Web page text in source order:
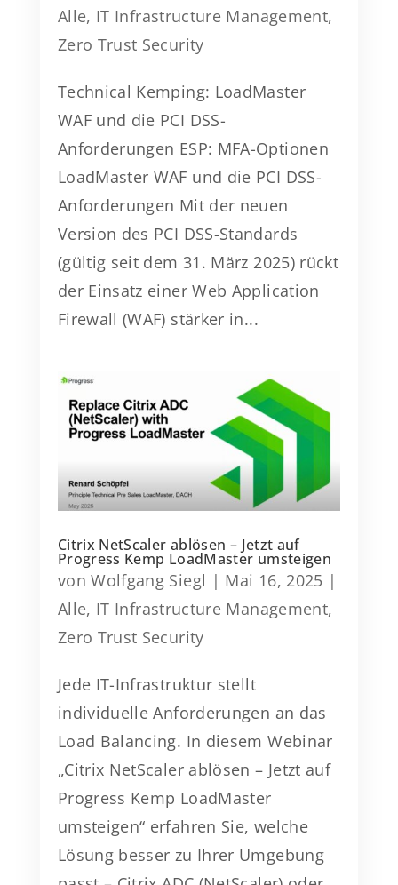
Alle, IT Infrastructure Management,
Zero Trust Security
Technical Kemping: LoadMaster
WAF und die PCI DSS-
Anforderungen ESP: MFA-Optionen
LoadMaster WAF und die PCI DSS-
Anforderungen Mit der neuen
Version des PCI DSS-Standards
(gültig seit dem 31. März 2025) rückt
der Einsatz einer Web Application
Firewall (WAF) stärker in...
Citrix NetScaler ablösen – Jetzt auf
Progress Kemp LoadMaster umsteigen
vonWolfgang Siegl | Mai 16, 2025 |
Alle, IT Infrastructure Management,
Zero Trust Security
Jede IT-Infrastruktur stellt
individuelle Anforderungen an das
Load Balancing. In diesem Webinar
„Citrix NetScaler ablösen – Jetzt auf
Progress Kemp LoadMaster
umsteigen“ erfahren Sie, welche
Lösung besser zu Ihrer Umgebung